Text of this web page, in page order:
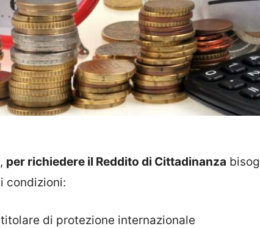
per richiedere il Reddito di Cittadinanza
condizioni:
di protezione internazionale